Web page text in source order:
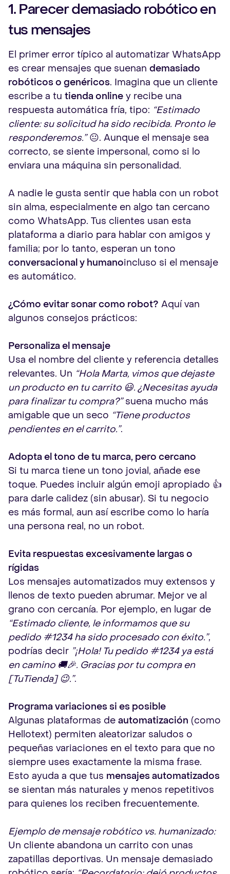
1. Parecer demasiado robótico en
tus mensajes
El primer error típico al automatizar WhatsApp
es crear mensajes que suenan demasiado
robóticos o genéricos. Imagina que un cliente
escribe a tu tienda online y recibe una
respuesta automática fría, tipo: “Estimado
cliente: su solicitud ha sido recibida. Pronto le
responderemos.”😐. Aunque el mensaje sea
correcto, se siente impersonal, como si lo
enviara una máquina sin personalidad.
A nadie le gusta sentir que habla con un robot
sin alma, especialmente en algo tan cercano
como WhatsApp. Tus clientes usan esta
plataforma a diario para hablar con amigos y
familia; por lo tanto, esperan un tono
conversacional y humanoincluso si el mensaje
es automático.
¿Cómo evitar sonar como robot? Aquí van
algunos consejos prácticos:
Personaliza el mensaje
Usa el nombre del cliente y referencia detalles
relevantes. Un “Hola Marta, vimos que dejaste
un producto en tu carrito 😃. ¿Necesitas ayuda
para finalizar tu compra?”suena mucho más
amigable que un seco “Tiene productos
pendientes en el carrito.”.
Adopta el tono de tu marca, pero cercano
Si tu marca tiene un tono jovial, añade ese
toque. Puedes incluir algún emoji apropiado 👍
para darle calidez (sin abusar). Si tu negocio
es más formal, aun así escribe como lo haría
una persona real, no un robot.
Evita respuestas excesivamente largas o
rígidas
Los mensajes automatizados muy extensos y
llenos de texto pueden abrumar. Mejor ve al
grano con cercanía. Por ejemplo, en lugar de
“Estimado cliente, le informamos que su
pedido #1234 ha sido procesado con éxito.”,
podrías decir ”¡Hola! Tu pedido #1234 ya está
en camino 🚚🎉. Gracias por tu compra en
[TuTienda] 😉.”.
Programa variaciones si es posible
Algunas plataformas de automatización (como
Hellotext) permiten aleatorizar saludos o
pequeñas variaciones en el texto para que no
siempre uses exactamente la misma frase.
Esto ayuda a que tus mensajes automatizados
se sientan más naturales y menos repetitivos
para quienes los reciben frecuentemente.
Ejemplo de mensaje robótico vs. humanizado:
Un cliente abandona un carrito con unas
zapatillas deportivas. Un mensaje demasiado